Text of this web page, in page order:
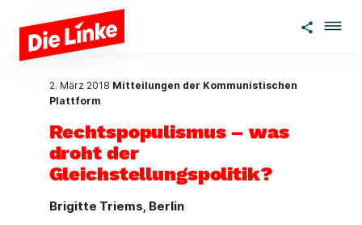
Zum Hauptinhalt springen
2. März 2018 Mitteilungen der Kommunistischen
Plattform
Rechtspopulismus – was
droht der
Gleichstellungspolitik?
Brigitte Triems, Berlin